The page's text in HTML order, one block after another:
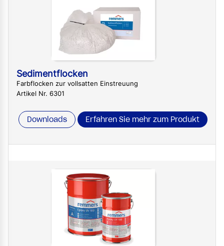
Sedimentflocken
Farbflocken zur vollsatten Einstreuung
Artikel Nr. 6301
Downloads Erfahren Sie mehr zum Produkt